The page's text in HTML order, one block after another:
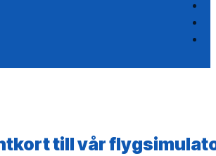
till vår